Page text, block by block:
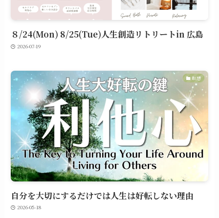
８/24(Mon) 8/25(Tue)人生創造リトリートin 広島
2026-07-19
瞑想
自分を大切にするだけでは人生は好転しない理由
2026-05-18